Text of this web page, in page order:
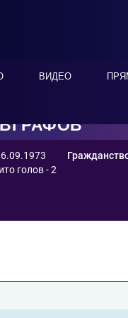
ВИДЕО
голов - 2